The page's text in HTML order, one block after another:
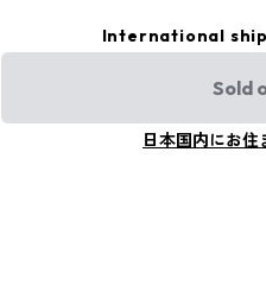
International
Sold
日本国内にお住